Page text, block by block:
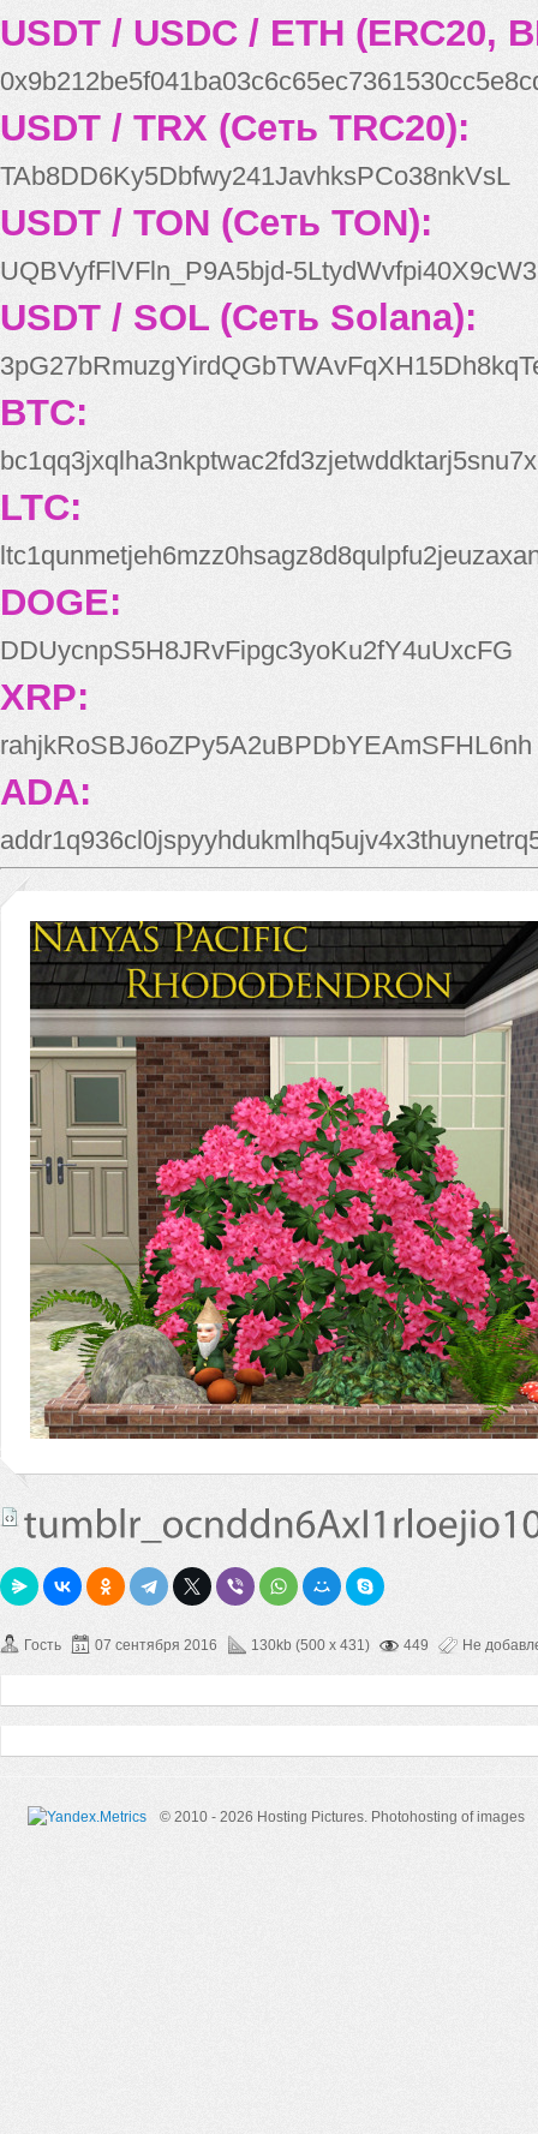
USDT / USDC / ETH (ERC20,
USDT / TRX (Сеть TRC20):
TAb8DD6Ky5Dbfwy241JavhksPCo38nkVsL
USDT / TON (Сеть TON):
UQBVyfFlVFln_P9A5bjd-
USDT / SOL (Сеть Solana):
BTC:
bc1qq3jxqlha3nkptwac2fd3zjetwddktarj5snu7x
LTC:
DOGE:
DDUycnpS5H8JRvFipgc3yoKu2fY4uUxcFG
XRP:
rahjkRoSBJ6oZPy5A2uBPDbYEAmSFHL6nh
ADA:
Гость 07 сентября 2016 130kb (500 x 431) 449 Не
© 2010 - 2026 Hosting Pictures. Photohosting of images